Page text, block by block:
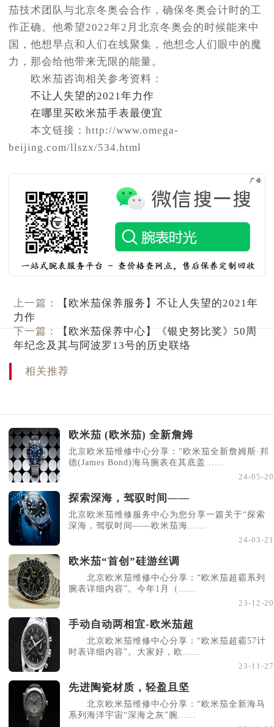
茄技术团队与北京冬奥会合作，确保冬奥会计时的工
作正确。他希望2022年2月北京冬奥会的时候能来中
国，他想早点和人们在线聚集，他想念人们眼中的魔
力，那会给他带来无限的能量。
欧米茄咨询相关参考资料：
不让人失望的2021年力作
在哪里买欧米茄手表最便宜
本文链接：http://www.omega-
beijing.com/llszx/534.html
上一篇：
【欧米茄保养服务】不让人失望的2021年
力作
下一篇：
【欧米茄保养中心】《银史努比奖》50周
年纪念及其与阿波罗13号的历史联络
相关推荐
欧米茄 (欧米茄) 全新詹姆
北京欧米茄维修中心分享："欧米茄全新詹姆斯·邦
德(James Bond)海马腕表在其底盖......
24-05-20
探索深海，驾驭时间——
北京欧米茄维修服务中心为您分享一篇关于“探索
深海，驾驭时间——欧米茄海......
24-03-21
欧米茄“首创”硅游丝调
北京欧米茄维修中心分享：“欧米茄超霸系列
腕表详细内容”。今年1月（......
23-12-20
手动自动两相宜-欧米茄超
北京欧米茄维修中心分享：“欧米茄超霸57计
时表详细内容”。大家好，欧......
23-11-27
先进陶瓷材质，轻盈且坚
北京欧米茄维修中心分享：“欧米茄全新海马
系列海洋宇宙“深海之灰”腕......